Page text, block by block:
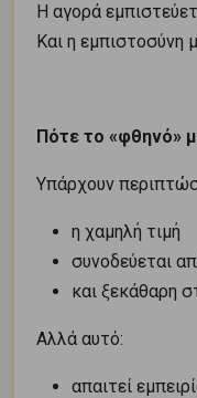
Η αγορά
Και η εμπιστοσύνη
Πότε το «φθηνό»
Υπάρχουν
η χαμηλή τιμή
συνοδεύεται
και ξεκάθαρη
Αλλά αυτό:
απαιτεί